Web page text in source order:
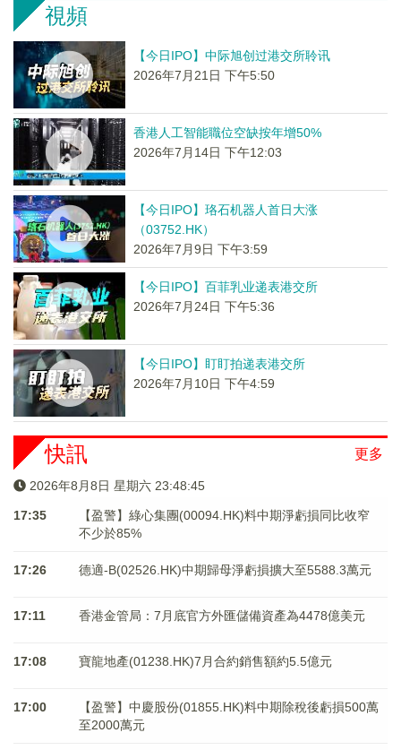
視頻
【今日IPO】中际旭创过港交所聆讯
2026年7月21日 下午5:50
香港人工智能職位空缺按年增50%
2026年7月14日 下午12:03
【今日IPO】珞石机器人首日大涨
（03752.HK）
2026年7月9日 下午3:59
【今日IPO】百菲乳业递表港交所
2026年7月24日 下午5:36
【今日IPO】盯盯拍递表港交所
2026年7月10日 下午4:59
更多
快訊
2026年8月8日 星期六 23:48:46
17:35
【盈警】綠心集團(00094.HK)料中期淨虧損同比收窄
不少於85%
17:26 德適-B(02526.HK)中期歸母淨虧損擴大至5588.3萬元
17:11 香港金管局：7月底官方外匯儲備資產為4478億美元
17:08 寶龍地產(01238.HK)7月合約銷售額約5.5億元
17:00
【盈警】中慶股份(01855.HK)料中期除稅後虧損500萬
至2000萬元